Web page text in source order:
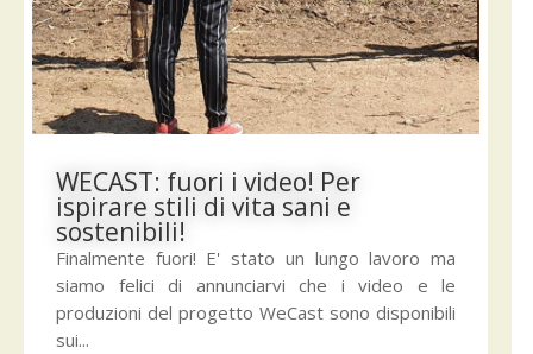
WECAST: fuori i video! Per
ispirare stili di vita sani e
sostenibili!
Finalmente fuori! E' stato un lungo lavoro ma
siamo felici di annunciarvi che i video e le
produzioni del progetto WeCast sono disponibili
sui...